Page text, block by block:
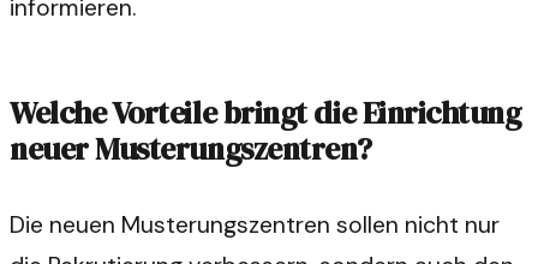
informieren.
Welche Vorteile bringt die Einrichtung
neuer Musterungszentren?
Die neuen Musterungszentren sollen nicht nur